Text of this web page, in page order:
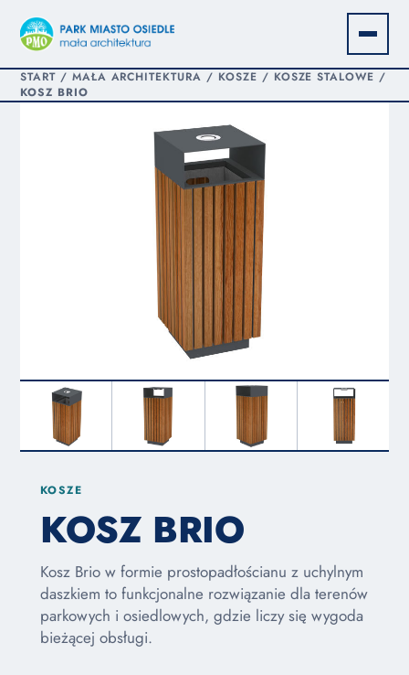
START/ MAŁA ARCHITEKTURA / KOSZE / KOSZE STALOWE /
KOSZ BRIO
KOSZE
KOSZ BRIO
Kosz Brio w formie prostopadłościanu z uchylnym
daszkiem to funkcjonalne rozwiązanie dla terenów
parkowych i osiedlowych, gdzie liczy się wygoda
bieżącej obsługi.